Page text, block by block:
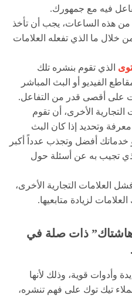
فيه مع جمهورك.
هذه الساعات، يجب أن تأخذ
خلال ما الذي تفعله العلامات
الذي تقوم بنشره تلك
الفيديو أو البث المباشر
على أقصى قدر من التفاعل.
الأخرى، أن تقوم
وتحديد إذا كان البث
خدماتك أفضل وتجذب عدداً أكبر
تجيب به عن أسئلة حول
العلامات التجارية الأخرى،
لزيادة متابعيها.
ذات صلة في
وأدوات قوية، وذلك لأنها
تيك توك على فهم تنشره،